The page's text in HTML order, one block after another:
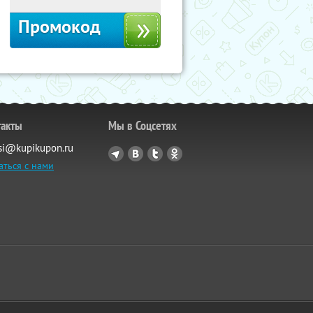
Промокод
с нами
Мы в Соцсетях